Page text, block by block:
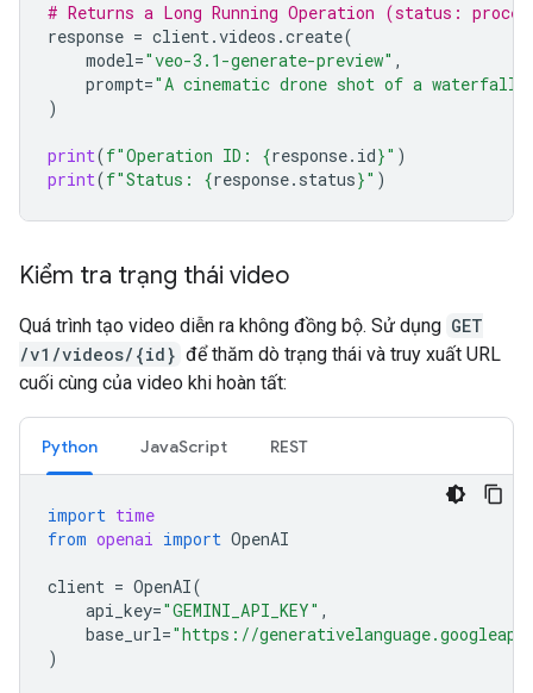
# Returns a Long Running Operation (status:
response = client.videos .create(
model="veo-3.1-generate-preview" ,
prompt="A cinematic drone shot of a waterfall"
)
print(f"Operation ID: {response. id}" )
print(f"Status: {response. status}" )
Kiểm tra trạng thái video
Quá trình tạo video diễn ra không đồng bộ. Sử dụng GET
/v1/videos/{id} để thăm dò trạng thái và truy xuất URL
cuối cùng của video khi hoàn tất:
Python JavaScript REST
import time
from openai import OpenAI
client = OpenAI(
api_key="GEMINI_API_KEY" ,
base_url="https://
)